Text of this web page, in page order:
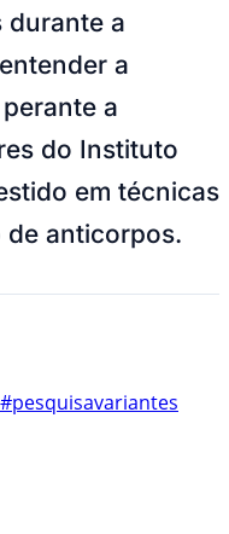
durante a
a
a
do Instituto
em técnicas
de anticorpos.
#pesquisavariantes